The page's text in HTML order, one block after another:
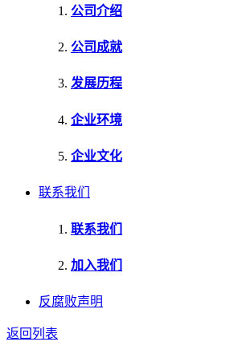
公司介绍
公司成就
发展历程
企业环境
企业文化
联系我们
联系我们
加入我们
反腐败声明
返回列表